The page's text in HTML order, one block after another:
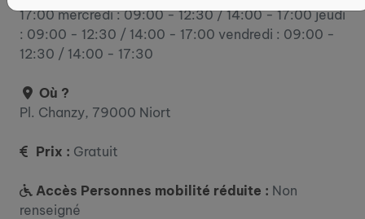
17:00 mercredi : 09:00 - 12:30 / 14:00 - 17:00 jeudi
: 09:00 - 12:30 / 14:00 - 17:00 vendredi : 09:00 -
12:30 / 14:00 - 17:30
Où ?
Pl. Chanzy, 79000 Niort
Prix : Gratuit
Accès Personnes mobilité réduite : Non
renseigné